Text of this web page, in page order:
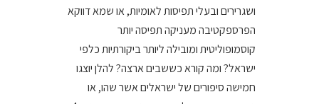
ושגרירים ובעלי תפיסות לאומיות, או שמא דווקא
הפרספקטיבה מעניקה תפיסה יותר
קוסמופוליטית ומובילה ליותר ביקורתיות כלפי
ישראל? ומה קורא כששבים ארצה? להלן יוצגו
חמישה סיפורים של ישראלים אשר שהו, או